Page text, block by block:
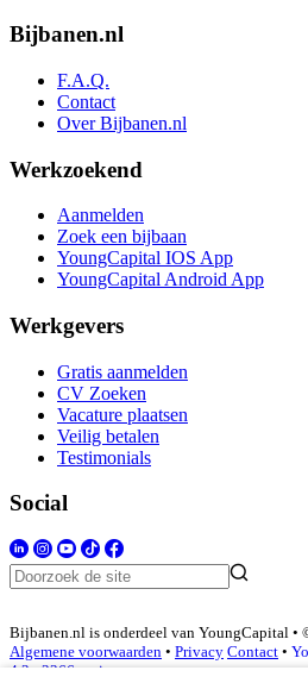
Bijbanen.nl
F.A.Q.
Contact
Over Bijbanen.nl
Werkzoekend
Aanmelden
Zoek een bijbaan
YoungCapital IOS App
YoungCapital Android App
Werkgevers
Gratis aanmelden
CV Zoeken
Vacature plaatsen
Veilig betalen
Testimonials
Social
Bijbanen.nl is onderdeel van YoungCapital •
Algemene voorwaarden • Privacy Contact •
4.3 - 3366 reviews